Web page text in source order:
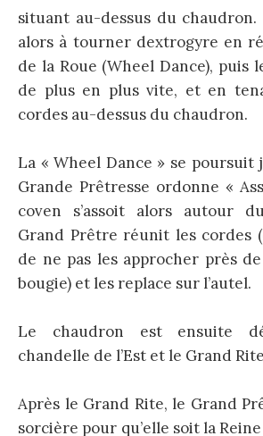
situant au-dessus du
alors à tourner dextrogyre en
de la Roue (Wheel Dance), puis
de plus en plus vite, et en
cordes au-dessus du chaudron.
La « Wheel Dance » se poursuit
Grande Prêtresse ordonne «
coven s’assoit alors autour
Grand Prêtre réunit les cordes
de ne pas les approcher près
bougie) et les replace sur l’autel.
Le chaudron est ensuite
chandelle de l’Est et le Grand
Après le Grand Rite, le Grand
sorcière pour qu’elle soit la